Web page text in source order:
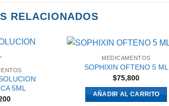
RELACIONADOS
5ML
MEDICAMENTOS
SOPHIXIN OFTENO 5 ML
$75,800
AÑADIR AL CARRITO